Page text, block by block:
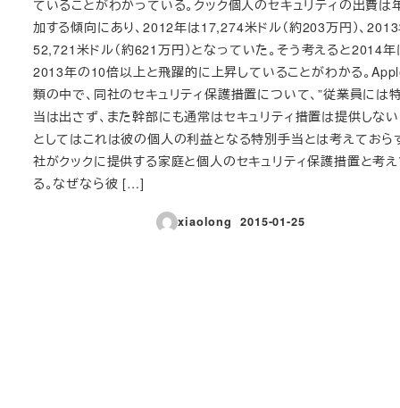
ていることがわかっている。クック個人のセキュリティの出費は
加する傾向にあり、2012年は17,274米ドル（約203万円）、
52,721米ドル（約621万円）となっていた。そう考えると2014年
2013年の10倍以上と飛躍的に上昇していることがわかる。
類の中で、同社のセキュリティ保護措置について、”従業員には
当は出さず、また幹部にも通常はセキュリティ措置は提供しない
としてはこれは彼の個人の利益となる特別手当とは考えておら
社がクックに提供する家庭と個人のセキュリティ保護措置と考
る。なぜなら彼 […]
xiaolong
投稿日
2015-01-25